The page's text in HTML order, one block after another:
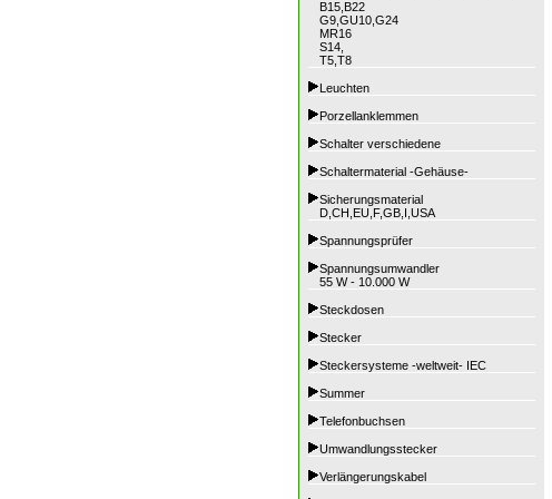
B15,B22
G9,GU10,G24
MR16
S14,
T5,T8
Leuchten
Porzellanklemmen
Schalter verschiedene
Schaltermaterial -Gehäuse-
Sicherungsmaterial
D,CH,EU,F,GB,I,USA
Spannungsprüfer
Spannungsumwandler
55 W - 10.000 W
Steckdosen
Stecker
Steckersysteme -weltweit- IEC
Summer
Telefonbuchsen
Umwandlungsstecker
Verlängerungskabel